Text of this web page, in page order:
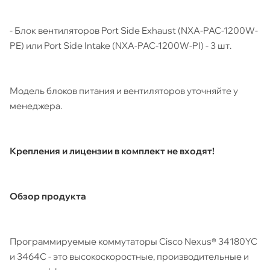
- Блок вентиляторов Port Side Exhaust (NXA-PAC-1200W-
PE) или Port Side Intake (NXA-PAC-1200W-PI) - 3 шт.
Модель блоков питания и вентиляторов уточняйте у
менеджера.
Крепления и лицензии в комплект не входят!
Обзор продукта
Программируемые коммутаторы Cisco Nexus® 34180YC
и 3464C - это высокоскоростные, производительные и